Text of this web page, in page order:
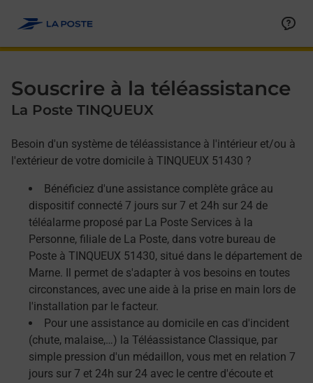
Souscrire à la téléassistance
La Poste TINQUEUX
Besoin d'un système de téléassistance à l'intérieur et/ou à
l'extérieur de votre domicile à TINQUEUX 51430 ?
Bénéficiez d'une assistance complète grâce au
dispositif connecté 7 jours sur 7 et 24h sur 24 de
téléalarme proposé par La Poste Services à la
Personne, filiale de La Poste, dans votre bureau de
Poste à TINQUEUX 51430, situé dans le département de
Marne. Il permet de s'adapter à vos besoins en toutes
circonstances, avec une aide à la prise en main lors de
l'installation par le facteur.
Pour une assistance au domicile en cas d'incident
(chute, malaise,…) la Téléassistance Classique, par
simple pression d'un médaillon, vous met en relation 7
jours sur 7 et 24h sur 24 avec le centre d'écoute et